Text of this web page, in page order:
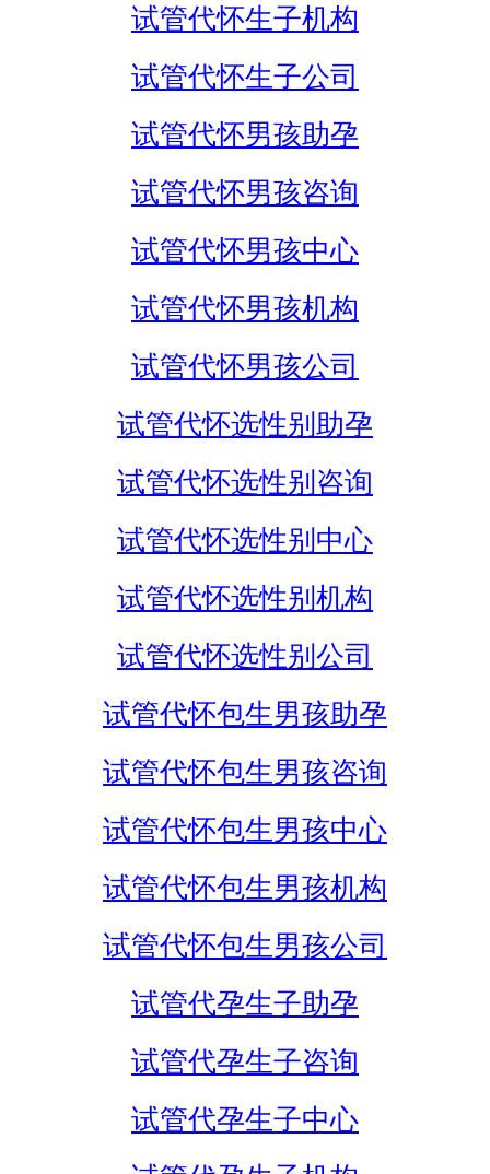
试管代怀生子机构
试管代怀生子公司
试管代怀男孩助孕
试管代怀男孩咨询
试管代怀男孩中心
试管代怀男孩机构
试管代怀男孩公司
试管代怀选性别助孕
试管代怀选性别咨询
试管代怀选性别中心
试管代怀选性别机构
试管代怀选性别公司
试管代怀包生男孩助孕
试管代怀包生男孩咨询
试管代怀包生男孩中心
试管代怀包生男孩机构
试管代怀包生男孩公司
试管代孕生子助孕
试管代孕生子咨询
试管代孕生子中心